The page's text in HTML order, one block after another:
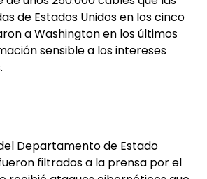
de Estados Unidos en los cinco
a Washington en los últimos
sensible a los intereses
Departamento de Estado
filtrados a la prensa por el